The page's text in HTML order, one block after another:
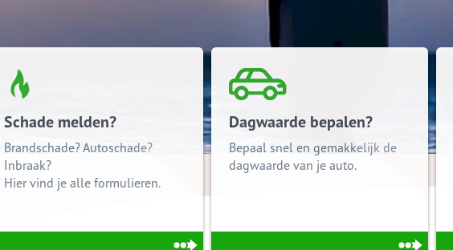
Schade melden?
Brandschade? Autoschade?
Inbraak?
Hier vind je alle formulieren.
Dagwaarde bepalen?
Bepaal snel en gemakkelijk de
dagwaarde van je auto.